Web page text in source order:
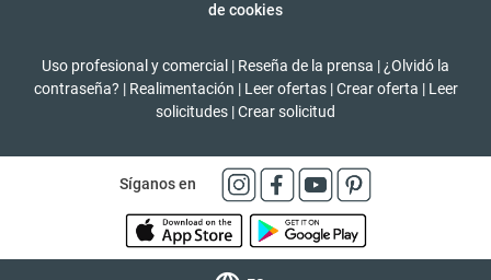
de cookies
Uso profesional y comercial | Reseña de la prensa | ¿Olvidó la
contraseña? | Realimentación | Leer ofertas | Crear oferta | Leer
solicitudes |Crear solicitud
Síganos en